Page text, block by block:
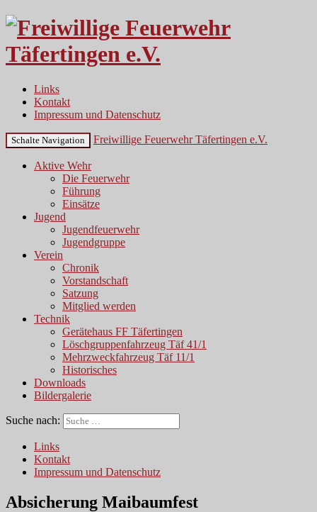
Links
Kontakt
Impressum und Datenschutz
Schalte Navigation Freiwillige Feuerwehr Täfertingen e.V.
Aktive Wehr
Die Feuerwehr
Führung
Einsätze
Jugend
Jugendfeuerwehr
Jugendgruppe
Verein
Chronik
Vorstandschaft
Satzung
Mitglied werden
Technik
Gerätehaus FF Täfertingen
Löschgruppenfahrzeug Täf 41/1
Mehrzweckfahrzeug Täf 11/1
Historisches
Downloads
Bildergalerie
Suche nach:
Links
Kontakt
Impressum und Datenschutz
Absicherung Maibaumfest